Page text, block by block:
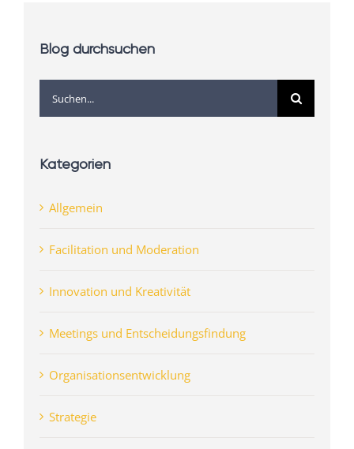
Blog durchsuchen
Suche
nach:
Kategorien
Allgemein
Facilitation und Moderation
Innovation und Kreativität
Meetings und Entscheidungsfindung
Organisationsentwicklung
Strategie